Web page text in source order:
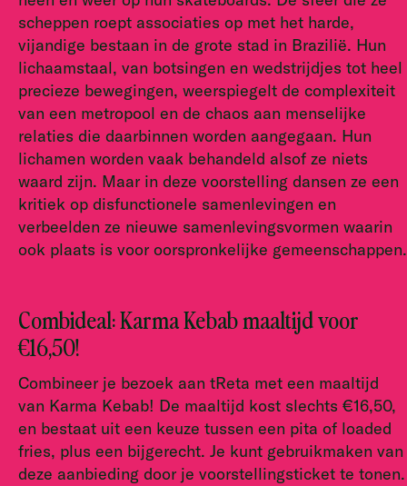
scheppen roept associaties op met het harde,
vijandige bestaan in de grote stad in Brazilië. Hun
lichaamstaal, van botsingen en wedstrijdjes tot heel
precieze bewegingen, weerspiegelt de complexiteit
van een metropool en de chaos aan menselijke
relaties die daarbinnen worden aangegaan. Hun
lichamen worden vaak behandeld alsof ze niets
waard zijn. Maar in deze voorstelling dansen ze een
kritiek op disfunctionele samenlevingen en
verbeelden ze nieuwe samenlevingsvormen waarin
ook plaats is voor oorspronkelijke gemeenschappen.
Combideal: Karma Kebab maaltijd voor
€16,50!
Combineer je bezoek aan tReta met een maaltijd
van Karma Kebab! De maaltijd kost slechts €16,50,
en bestaat uit een keuze tussen een pita of loaded
fries, plus een bijgerecht. Je kunt gebruikmaken van
deze aanbieding door je voorstellingsticket te tonen.